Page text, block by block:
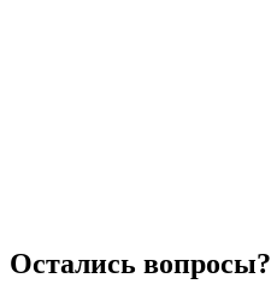
Остались вопросы?